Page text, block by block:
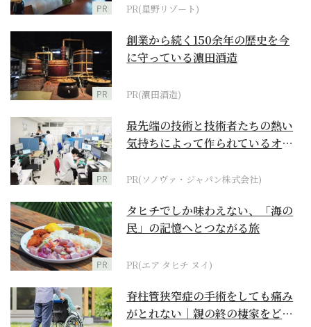
PR PR(星野リゾート)
PR
創業から続く150余年の歴史を今
に守っている濵田酒造
PR(濵田酒造)
PR
最先端の技術と技術者たちの熱い
気持ちによって作られているオー
PR(ソノヴァ・ジャパン株式会社)
PR
タヒチでしか味わえない、「海の
民」の記憶へとつながる旅
PR(エア タヒチ ヌイ)
脊柱管狭窄症の手術をしても痛み
がとれない｜親の終の棲家をどう